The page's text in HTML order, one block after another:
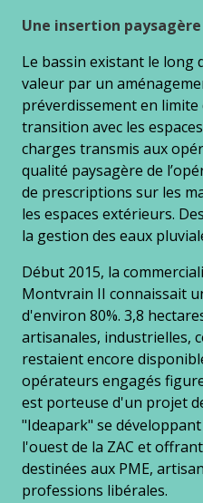
Une insertion
Le bassin existant le long
valeur par un
préverdissement en limite
transition avec les
charges transmis aux
qualité paysagère de
de prescriptions sur les
les espaces extérieurs.
la gestion des eaux
Début 2015, la
Montvrain II connaissait
d'environ 80%. 3,8
artisanales, industrielles,
restaient encore
opérateurs engagés
est porteuse d'un projet
"Ideapark" se
l'ouest de la ZAC et
destinées aux PME,
professions libérales.